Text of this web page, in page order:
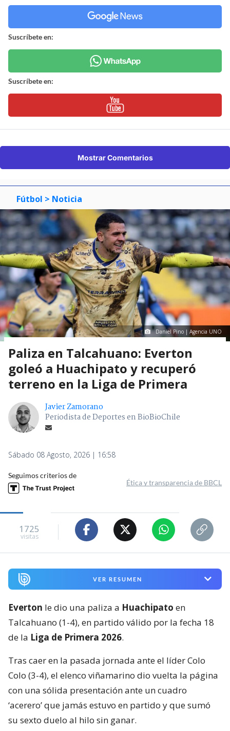
Suscríbete en:
Suscríbete en:
Mostrar Comentarios
Fútbol > Noticia
Daniel Pino | Agencia UNO
Paliza en Talcahuano: Everton
goleó a Huachipato y recuperó
terreno en la Liga de Primera
Javier Zamorano
Periodista de Deportes en BioBioChile
Sábado 08 Agosto, 2026 | 16:58
Seguimos criterios de
Ética y transparencia de BBCL
1725
visitas
VER RESUMEN
Everton le dio una paliza a Huachipato en
Talcahuano (1-4), en partido válido por la fecha 18
de la Liga de Primera 2026.
Tras caer en la pasada jornada ante el líder Colo
Colo (3-4), el elenco viñamarino dio vuelta la página
con una sólida presentación ante un cuadro
‘acerero’ que jamás estuvo en partido y que sumó
su sexto duelo al hilo sin ganar.